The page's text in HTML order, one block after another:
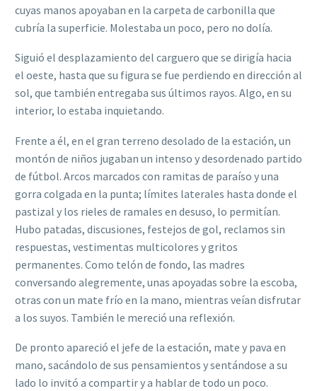
cuyas manos apoyaban en la carpeta de carbonilla que
cubría la superficie. Molestaba un poco, pero no dolía.
Siguió el desplazamiento del carguero que se dirigía hacia
el oeste, hasta que su figura se fue perdiendo en dirección al
sol, que también entregaba sus últimos rayos. Algo, en su
interior, lo estaba inquietando.
Frente a él, en el gran terreno desolado de la estación, un
montón de niños jugaban un intenso y desordenado partido
de fútbol. Arcos marcados con ramitas de paraíso y una
gorra colgada en la punta; límites laterales hasta donde el
pastizal y los rieles de ramales en desuso, lo permitían.
Hubo patadas, discusiones, festejos de gol, reclamos sin
respuestas, vestimentas multicolores y gritos
permanentes. Como telón de fondo, las madres
conversando alegremente, unas apoyadas sobre la escoba,
otras con un mate frío en la mano, mientras veían disfrutar
a los suyos. También le mereció una reflexión.
De pronto apareció el jefe de la estación, mate y pava en
mano, sacándolo de sus pensamientos y sentándose a su
lado lo invitó a compartir y a hablar de todo un poco.